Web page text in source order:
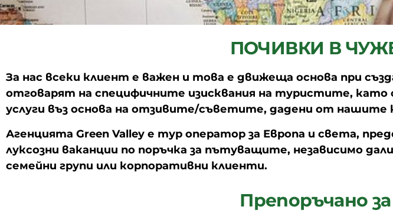
ПОЧИВКИ В
За нас всеки клиент е важен и това е движеща основа при
отговарят на специфичните изисквания на туристите, като
услуги въз основа на отзивите/съветите, дадени от нашите
Агенцията Green Valley е тур оператор за Европа и света,
луксозни ваканции по поръчка за пътуващите, независимо
семейни групи или корпоративни клиенти.
Препоръчано